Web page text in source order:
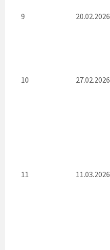
9 20.02.2026
10 27.02.2026
11 11.03.2026